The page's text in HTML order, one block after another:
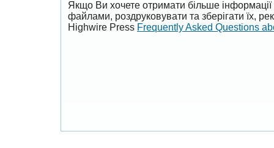
Якщо Ви хочете отримати більше
файлами, роздруковувати та зберігати їх,
Highwire Press Frequently Asked Questions